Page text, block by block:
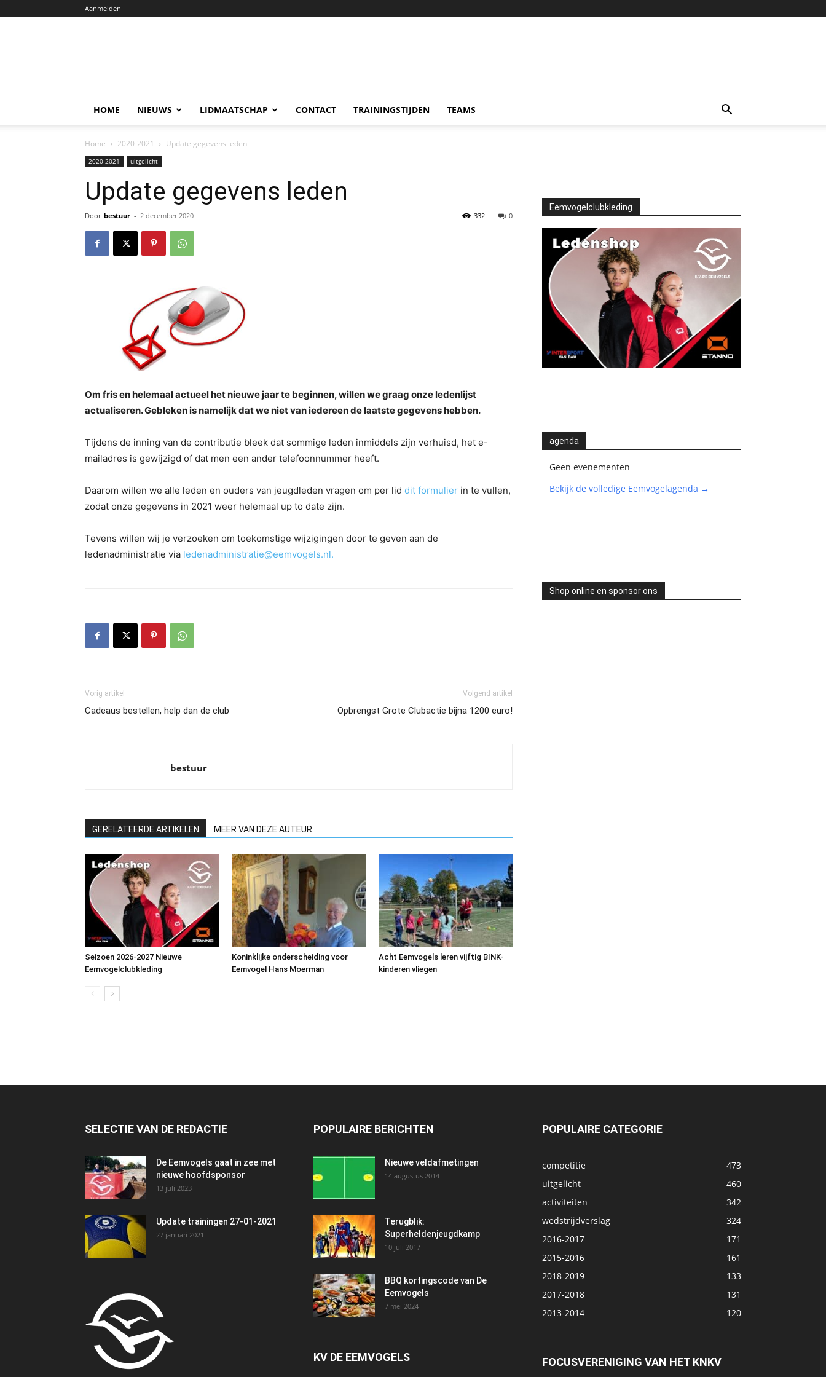
Aanmelden
HOME NIEUWS LIDMAATSCHAP CONTACT TRAININGSTIJDEN TEAMS
Home 2020-2021 Update gegevens leden
2020-2021 uitgelicht
Update gegevens leden
Door bestuur - 2 december 2020 0
332
Om fris en helemaal actueel het nieuwe jaar te beginnen, willen we graag onze ledenlijst
actualiseren. Gebleken is namelijk dat we niet van iedereen de laatste gegevens hebben.
Tijdens de inning van de contributie bleek dat sommige leden inmiddels zijn verhuisd, het e-
mailadres is gewijzigd of dat men een ander telefoonnummer heeft.
Daarom willen we alle leden en ouders van jeugdleden vragen om per lid dit formulier in te vullen,
zodat onze gegevens in 2021 weer helemaal up to date zijn.
Tevens willen wij je verzoeken om toekomstige wijzigingen door te geven aan de
ledenadministratie via ledenadministratie@eemvogels.nl.
Vorig artikel
Cadeaus bestellen, help dan de club
Volgend artikel
Opbrengst Grote Clubactie bijna 1200 euro!
bestuur
GERELATEERDE ARTIKELEN MEER VAN DEZE AUTEUR
Seizoen 2026-2027 Nieuwe
Eemvogelclubkleding
Koninklijke onderscheiding voor
Eemvogel Hans Moerman
Acht Eemvogels leren vijftig BINK-
kinderen vliegen
Eemvogelclubkleding
agenda
Geen evenementen
Bekijk de volledige Eemvogelagenda →
Shop online en sponsor ons
SELECTIE VAN DE REDACTIE
De Eemvogels gaat in zee met
nieuwe hoofdsponsor
13 juli 2023
Update trainingen 27-01-2021
27 januari 2021
POPULAIRE BERICHTEN
Nieuwe veldafmetingen
14 augustus 2014
Terugblik:
Superheldenjeugdkamp
10 juli 2017
BBQ kortingscode van De
Eemvogels
7 mei 2024
KV DE EEMVOGELS
POPULAIRE CATEGORIE
competitie
473
uitgelicht
460
activiteiten
342
wedstrijdverslag
324
2016-2017
171
2015-2016
161
2018-2019
133
2017-2018
131
2013-2014
120
FOCUSVERENIGING VAN HET KNKV